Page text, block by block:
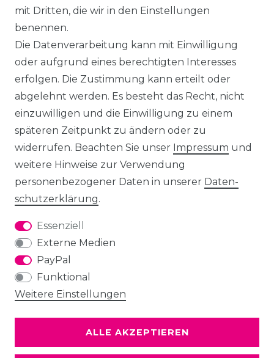
mit Dritten, die wir in den Einstellungen
benennen.
Die Datenverarbeitung kann mit Einwilligung
oder aufgrund eines berechtigten Interesses
erfolgen. Die Zustimmung kann erteilt oder
abgelehnt werden. Es besteht das Recht, nicht
einzuwilligen und die Einwilligung zu einem
späteren Zeitpunkt zu ändern oder zu
widerrufen. Beachten Sie unser Impressum und
weitere Hinweise zur Verwendung
personenbezogener Daten in unserer Daten­
schutz­erklärung.
Essenziell
Externe Medien
PayPal
Funktional
Weitere Einstellungen
ALLE AKZEPTIEREN